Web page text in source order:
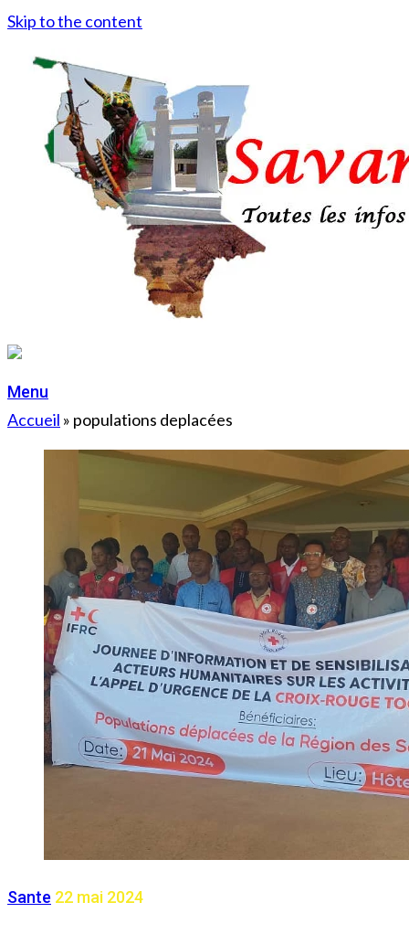
Skip to the content
Menu
Accueil » populations deplacées
Sante 22 mai 2024